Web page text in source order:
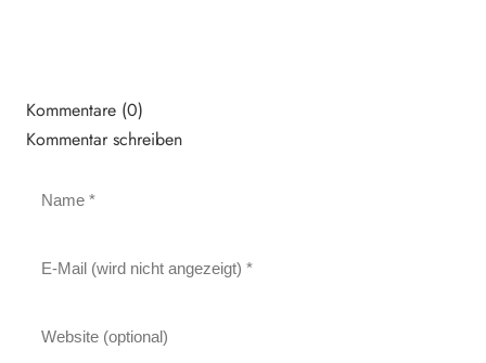
Kommentare (0)
Kommentar schreiben